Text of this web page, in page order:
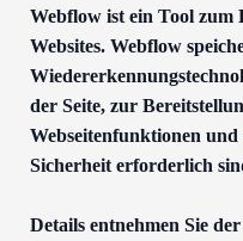
Webflow ist ein Tool zum
Websites. Webflow
der Seite, zur
Webseitenfunktionen
Sicherheit erforderlich
Details entnehmen Sie